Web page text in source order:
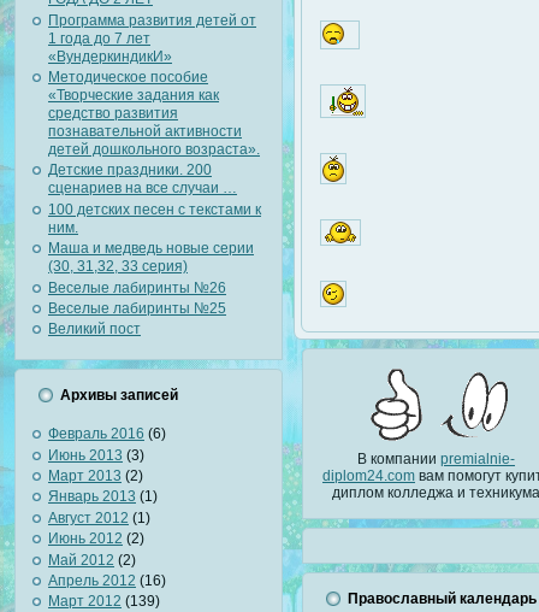
Программа развития детей от
1 года до 7 лет
«ВундеркиндикИ»
Методическое пособие
«Творческие задания как
средство развития
познавательной активности
детей дошкольного возраста».
Детские праздники. 200
сценариев на все случаи …
100 детских песен с текстами к
ним.
Маша и медведь новые серии
(30, 31,32, 33 серия)
Веселые лабиринты №26
Веселые лабиринты №25
Великий пост
Архивы записей
Февраль 2016 (6)
Июнь 2013 (3)
Март 2013 (2)
Январь 2013 (1)
Август 2012 (1)
Июнь 2012 (2)
Май 2012 (2)
Апрель 2012 (16)
Март 2012 (139)
В компании premialnie-
diplom24.com вам помогут
диплом колледжа и техникума
Православный календарь